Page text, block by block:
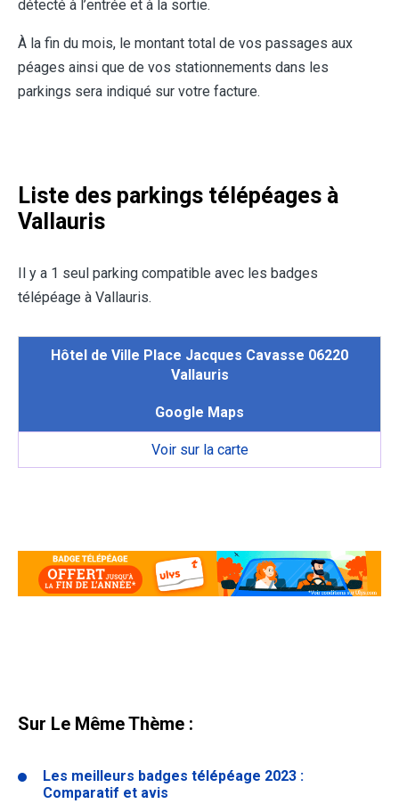
détecté à l’entrée et à la sortie.
À la fin du mois, le montant total de vos passages aux
péages ainsi que de vos stationnements dans les
parkings sera indiqué sur votre facture.
Liste des parkings télépéages à
Vallauris
Il y a 1 seul parking compatible avec les badges
télépéage à Vallauris.
Hôtel de Ville Place Jacques Cavasse 06220
Vallauris
Google Maps
Voir sur la carte
Sur Le Même Thème :
Les meilleurs badges télépéage 2023 :
Comparatif et avis